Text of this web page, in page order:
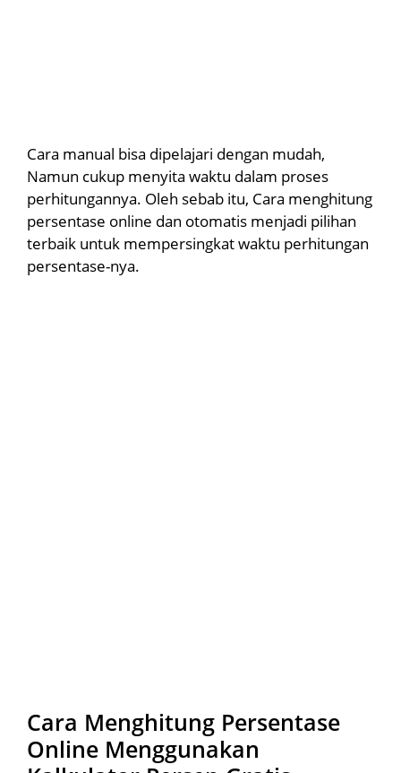
Cara manual bisa dipelajari dengan mudah,
Namun cukup menyita waktu dalam proses
perhitungannya. Oleh sebab itu, Cara menghitung
persentase online dan otomatis menjadi pilihan
terbaik untuk mempersingkat waktu perhitungan
persentase-nya.
Cara Menghitung Persentase
Online Menggunakan